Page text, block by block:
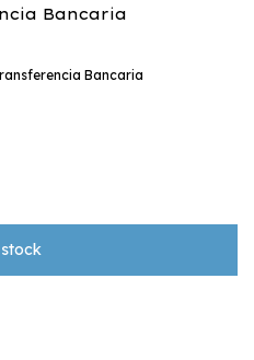
Bancaria
Bancaria